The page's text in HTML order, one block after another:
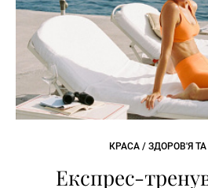
КРАСА / ЗДОРОВ'Я ТА
Експрес-